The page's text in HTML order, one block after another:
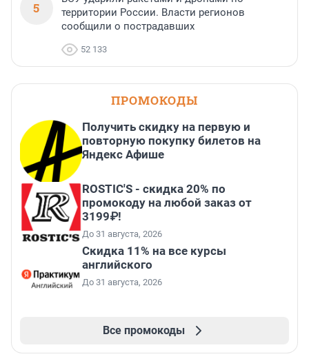
5
территории России. Власти регионов
сообщили о пострадавших
52 133
ПРОМОКОДЫ
Получить скидку на первую и
повторную покупку билетов на
Яндекс Афише
ROSTIC'S - скидка 20% по
промокоду на любой заказ от
3199₽!
До 31 августа, 2026
Скидка 11% на все курсы
английского
До 31 августа, 2026
Все промокоды